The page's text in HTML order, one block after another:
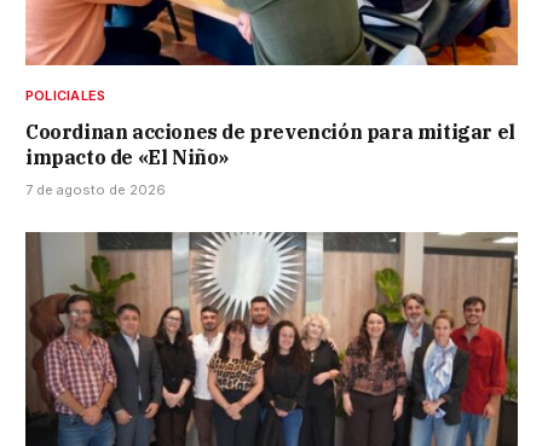
POLICIALES
Coordinan acciones de prevención para mitigar el
impacto de «El Niño»
7 de agosto de 2026